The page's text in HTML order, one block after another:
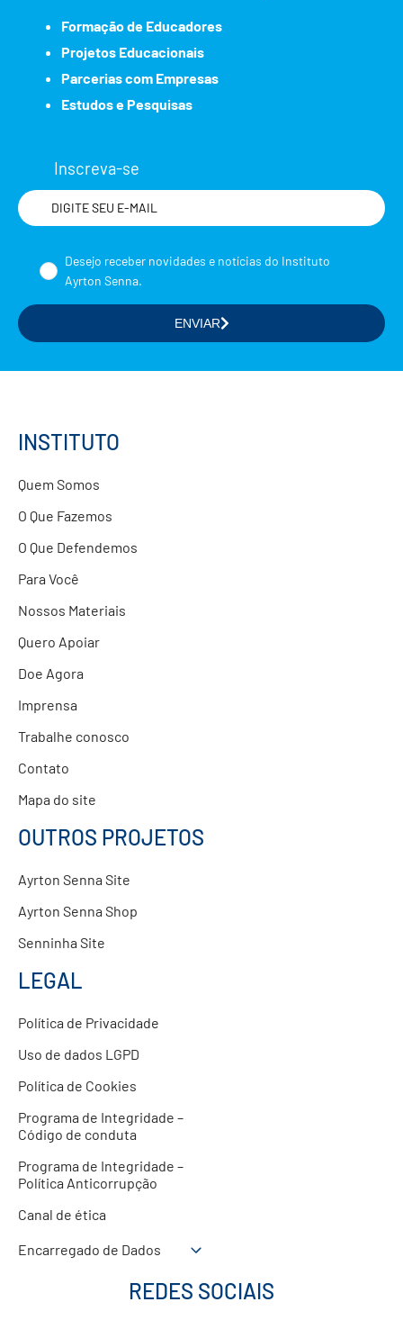
Formação de Educadores
Projetos Educacionais
Parcerias com Empresas
Estudos e Pesquisas
Inscreva-se
Nome
Formação de Educadores
Parcerias com Empresas
Desejo receber novidades e notícias do Instituto
Ayrton Senna.
ENVIAR
INSTITUTO
Quem Somos
O Que Fazemos
O Que Defendemos
Para Você
Nossos Materiais
Quero Apoiar
Doe Agora
Imprensa
Trabalhe conosco
Contato
Mapa do site
OUTROS PROJETOS
Ayrton Senna Site
Ayrton Senna Shop
Senninha Site
LEGAL
Política de Privacidade
Uso de dados LGPD
Política de Cookies
Programa de Integridade –
Código de conduta
Programa de Integridade –
Política Anticorrupção
Canal de ética
Encarregado de Dados
REDES SOCIAIS